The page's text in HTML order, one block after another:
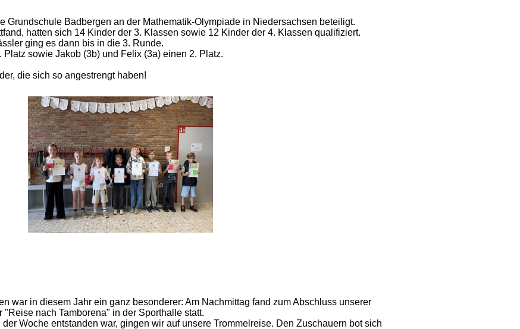
Grundschule Badbergen an der Mathematik-Olympiade in Niedersachsen beteiligt.
hatten sich 14 Kinder der 3. Klassen sowie 12 Kinder der 4. Klassen qualifiziert.
ging es dann bis in die 3. Runde.
sowie Jakob (3b) und Felix (3a) einen 2. Platz.
die sich so angestrengt haben!
war in diesem Jahr ein ganz besonderer: Am Nachmittag fand zum Abschluss unserer
nach Tamborena" in der Sporthalle statt.
Woche entstanden war, gingen wir auf unsere Trommelreise. Den Zuschauern bot sich